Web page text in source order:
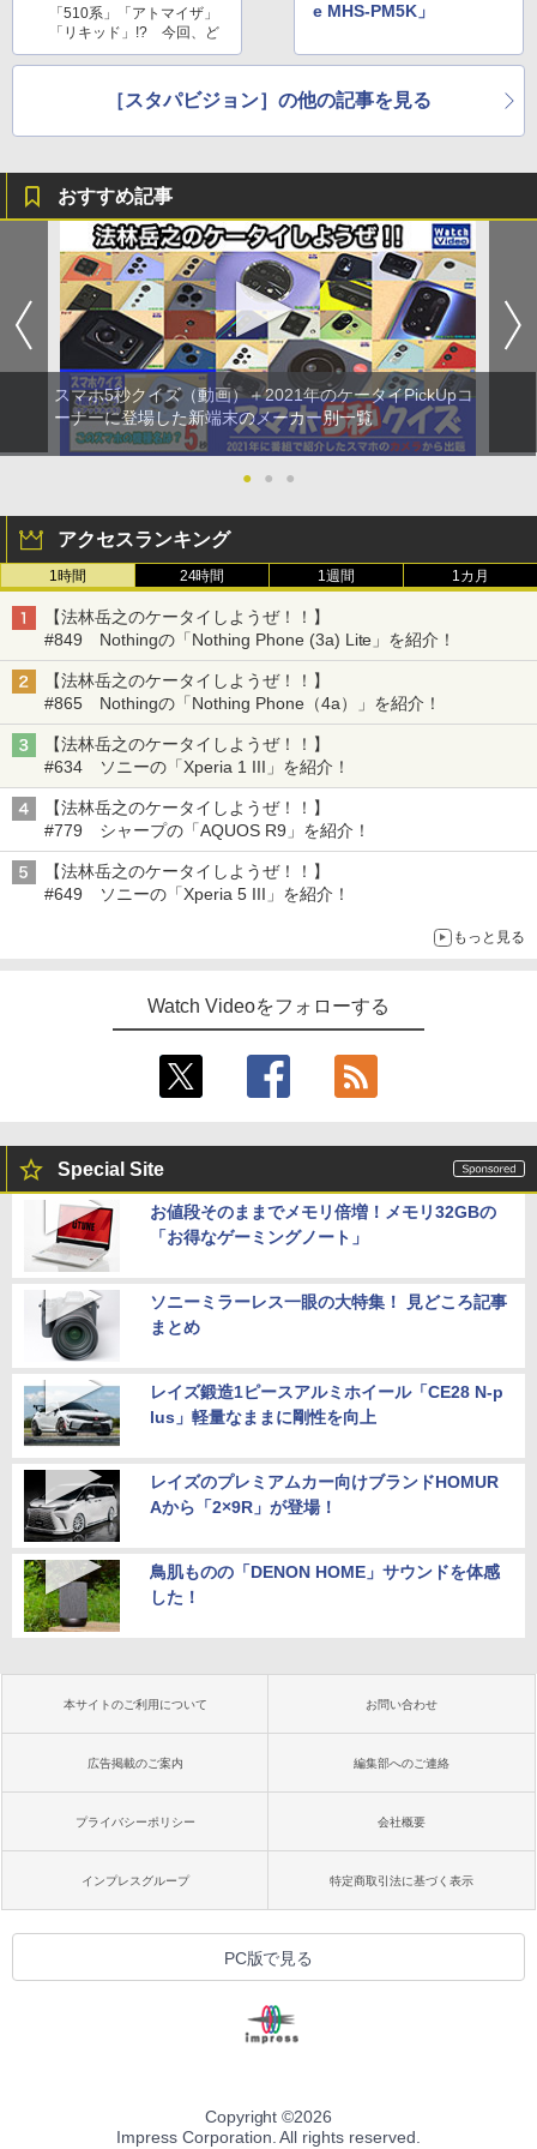
「510系」「アトマイザ」
「リキッド」!? 今回、ど
っぷりハマった「電子タバ
コ」を特集。ハードにハマ
り、ニオイの調合にハマ
り、そしてタバコを吸わな
※スタパ齋藤執筆⇒書籍
「ホントに楽しい電子タバ
e MHS-PM5K」
［スタパビジョン］の他の記事を見る
おすすめ記事
スマホ5秒クイズ（動画）＋2021年のケータイPickUpコ
ーナーに登場した新端末のメーカー別一覧
● ● ●
アクセスランキング
1時間 24時間 1週間 1カ月
【法林岳之のケータイしようぜ！！】
#849 Nothingの「Nothing Phone (3a) Lite」を紹介！
【法林岳之のケータイしようぜ！！】
#865 Nothingの「Nothing Phone（4a）」を紹介！
【法林岳之のケータイしようぜ！！】
#634 ソニーの「Xperia 1 III」を紹介！
【法林岳之のケータイしようぜ！！】
#779 シャープの「AQUOS R9」を紹介！
【法林岳之のケータイしようぜ！！】
#649 ソニーの「Xperia 5 III」を紹介！
もっと見る
Watch Videoをフォローする
Special Site
お値段そのままでメモリ倍増！メモリ32GBの
「お得なゲーミングノート」
ソニーミラーレス一眼の大特集！ 見どころ記事
まとめ
レイズ鍛造1ピースアルミホイール「CE28 N-p
lus」軽量なままに剛性を向上
レイズのプレミアムカー向けブランドHOMUR
Aから「2×9R」が登場！
鳥肌ものの「DENON HOME」サウンドを体感
した！
本サイトのご利用について お問い合わせ
広告掲載のご案内 編集部へのご連絡
プライバシーポリシー 会社概要
インプレスグループ 特定商取引法に基づく表示
PC版で見る
Copyright ©2026
Impress Corporation. All rights reserved.